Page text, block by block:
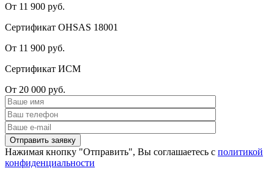
От 11 900 руб.
Сертификат OHSAS 18001
От 11 900 руб.
Сертификат ИСМ
От 20 000 руб.
Нажимая кнопку "Отправить", Вы соглашаетесь с политикой
конфиденциальности